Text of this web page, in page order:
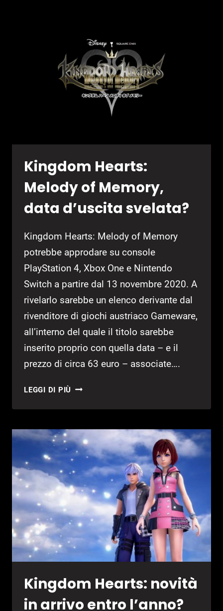
SORPRENDENTE
Kingdom Hearts:
Melody of Memory,
data d’uscita svelata?
Kingdom Hearts: Melody of Memory
potrebbe approdare su console
PlayStation 4, Xbox One e Nintendo
Switch a partire dal 13 novembre 2020. A
rivelarlo sarebbe un elenco derivante dal
rivenditore di giochi austriaco Gameware,
all’interno del quale il titolo sarebbe
inserito proprio con quella data – e il
prezzo di circa 63 euro – associate….
LEGGI DI PIÙ KINGDOM
MELODY
MEMORY,
DATA
D’USCITA
SVELATA?
Kingdom Hearts: novità
in arrivo entro l’anno?